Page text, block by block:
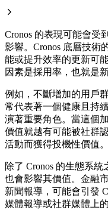
Cronos 的表現可能會受
影響。Cronos 底層技術
能或提升效率的更新可
因素是採用率，也就是
例如，不斷增加的用戶
常代表著一個健康且持
演著重要角色。當這個
價值就越有可能被社群
活動而獲得投機性價值。
除了 Cronos 的生態系
也會影響其價值。金融
新聞報導，可能會引發
媒體報導或社群媒體上